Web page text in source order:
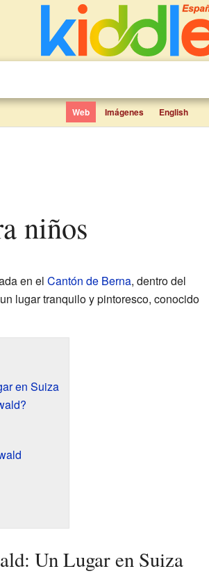
Web Imágenes English
niños
en el Cantón de Berna, dentro del
lugar tranquilo y pintoresco, conocido
en Suiza
Un Lugar en Suiza